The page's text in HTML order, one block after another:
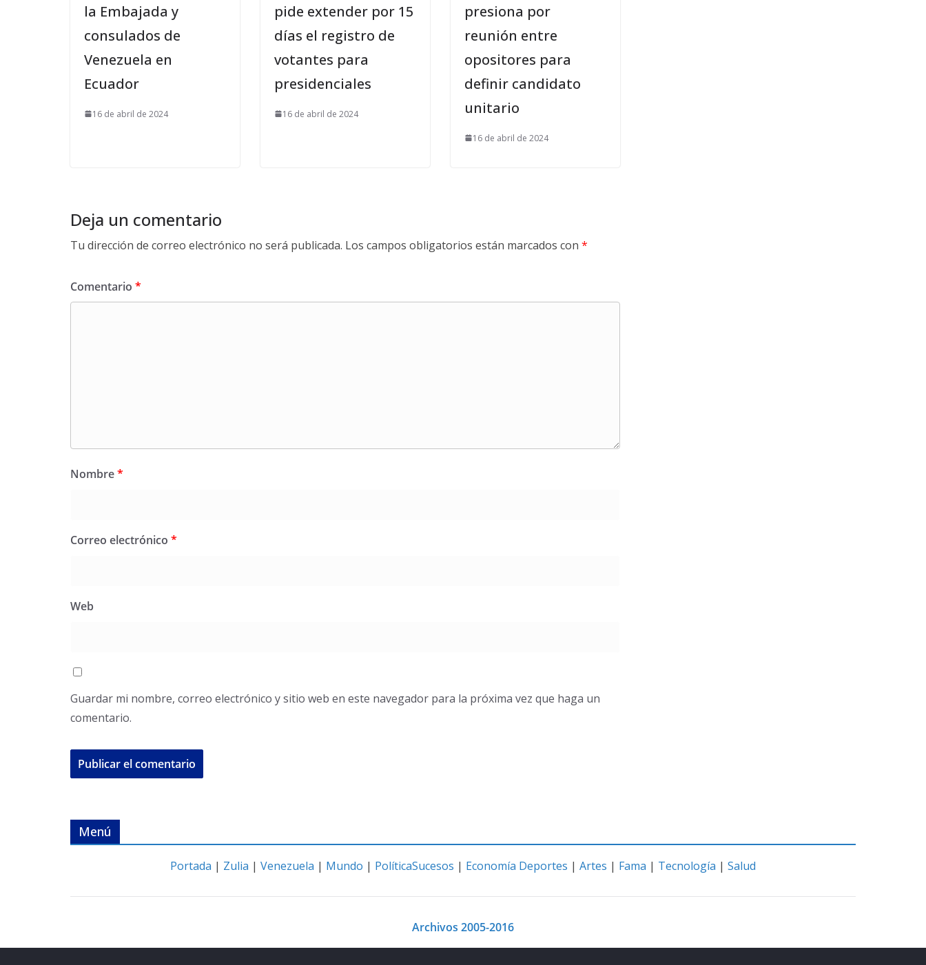
la Embajada y
consulados de
Venezuela en
Ecuador
16 de abril de 2024
pide extender por 15
días el registro de
votantes para
presidenciales
16 de abril de 2024
presiona por
reunión entre
opositores para
definir candidato
unitario
16 de abril de 2024
Deja un comentario
Tu dirección de correo electrónico no será publicada. Los campos obligatorios están marcados con *
Comentario *
Nombre*
Correo electrónico *
Web
Guardar mi nombre, correo electrónico y sitio web en este navegador para la próxima vez que haga un
comentario.
Menú
Portada | Zulia | Venezuela | Mundo | PolíticaSucesos | Economía Deportes | Artes | Fama | Tecnología | Salud
Archivos 2005-2016